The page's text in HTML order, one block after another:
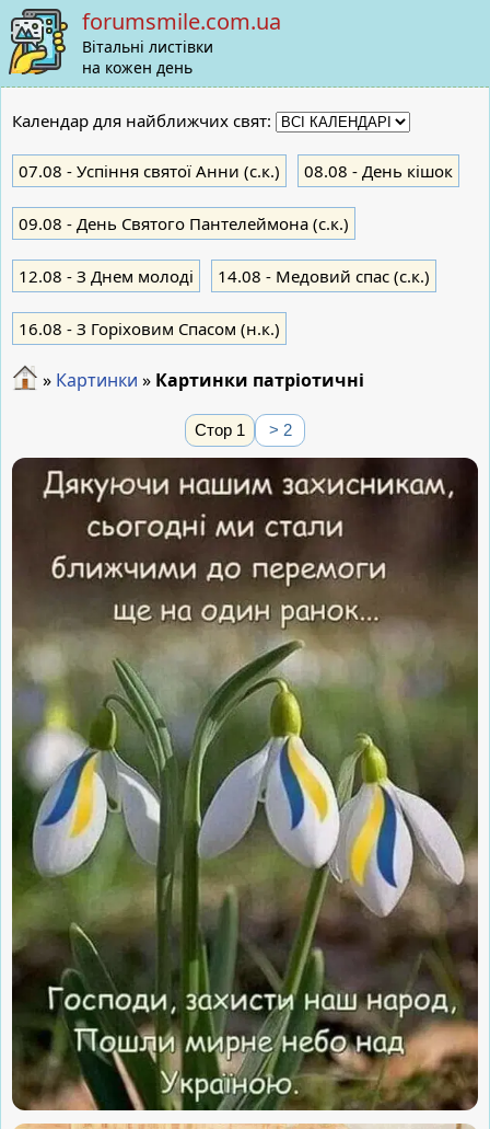
forumsmile.com.ua
Вітальні листівки
на кожен день
Календар для найближчих свят:
07.08 - Успіння святої Анни (с.к.) 08.08 - День кішок
09.08 - День Святого Пантелеймона (с.к.)
12.08 - З Днем молоді 14.08 - Медовий спас (с.к.)
16.08 - З Горіховим Спасом (н.к.)
» Картинки » Картинки патріотичні
Стор 1 > 2